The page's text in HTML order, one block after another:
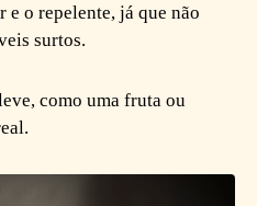
e o repelente, já que não
surtos.
como uma fruta ou